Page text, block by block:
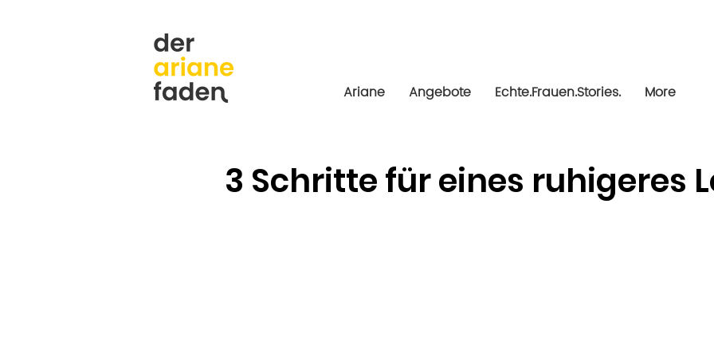
Ariane Angebote Echte.Frauen.Stories. More
3 Schritte für eines ruhigeres